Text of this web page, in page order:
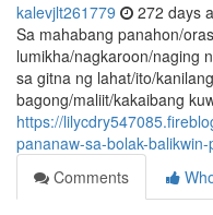
kalevjlt261779 272 days
Sa mahabang panahon/
lumikha/nagkaroon/naging
sa gitna ng lahat/ito/
bagong/maliit/kakaibang
https://
pananaw-sa-bolak-
Comments